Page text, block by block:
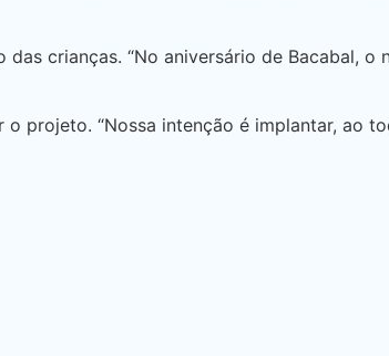
crianças. “No aniversário de Bacabal,
projeto. “Nossa intenção é implantar, ao